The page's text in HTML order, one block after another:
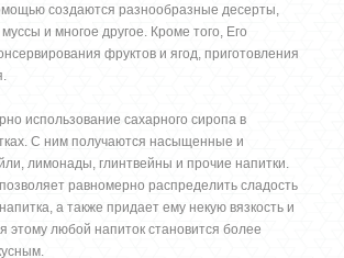
создаются разнообразные десерты,
и многое другое. Кроме того, Его
фруктов и ягод, приготовления
использование сахарного сиропа в
С ним получаются насыщенные и
лимонады, глинтвейны и прочие напитки.
равномерно распределить сладость
а также придает ему некую вязкость и
этому любой напиток становится более